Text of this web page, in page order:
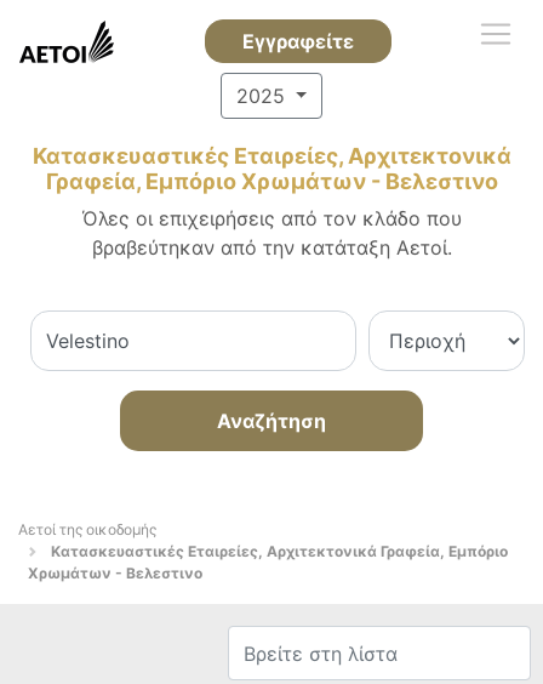
Εγγραφείτε
2025
Κατασκευαστικές Εταιρείες, Αρχιτεκτονικά
Γραφεία, Εμπόριο Χρωμάτων - Βελεστινο
Όλες οι επιχειρήσεις από τον κλάδο που
βραβεύτηκαν από την κατάταξη Αετοί.
Αναζήτηση
Αετοί της οικοδομής
Κατασκευαστικές Εταιρείες, Αρχιτεκτονικά Γραφεία, Εμπόριο
Χρωμάτων - Βελεστινο